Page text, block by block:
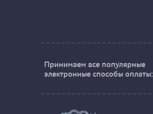
Принимаем все популярные
электронные способы оплаты: